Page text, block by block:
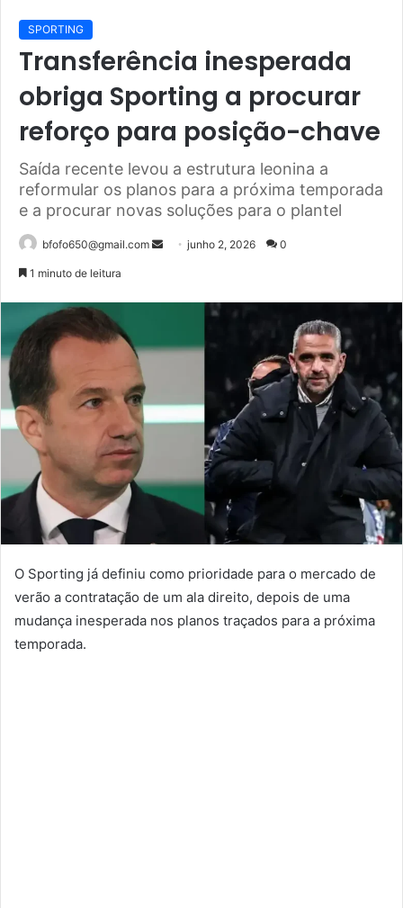
SPORTING
Transferência inesperada
obriga Sporting a procurar
reforço para posição-chave
Saída recente levou a estrutura leonina a
reformular os planos para a próxima temporada
e a procurar novas soluções para o plantel
bfofo650@gmail.com
Mandejunho 2, 2026 0
1 minuto de leitura
O Sporting já definiu como prioridade para o mercado de
verão a contratação de um ala direito, depois de uma
mudança inesperada nos planos traçados para a próxima
temporada.